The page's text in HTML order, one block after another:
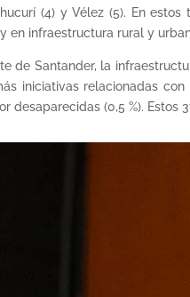
(4) y Vélez (5). En
en infraestructura rural y
de Santander, la
iniciativas relacionadas
desaparecidas (0,5 %). Estos